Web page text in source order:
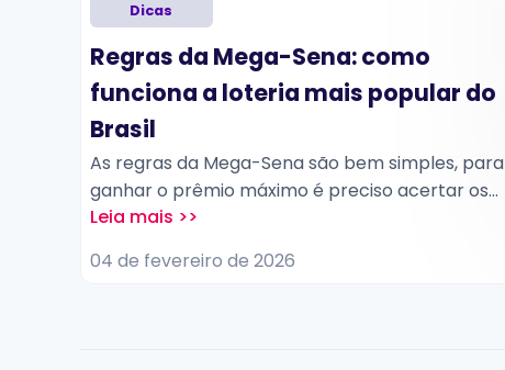
Dicas
Regras da Mega-Sena: como
funciona a loteria mais popular do
Brasil
As regras da Mega-Sena são bem simples, para
ganhar o prêmio máximo é preciso acertar os
seis números sorteados. Contudo, quem tiver
uma parte do montante acumulado. O ganhador
04 de fevereiro de 2026